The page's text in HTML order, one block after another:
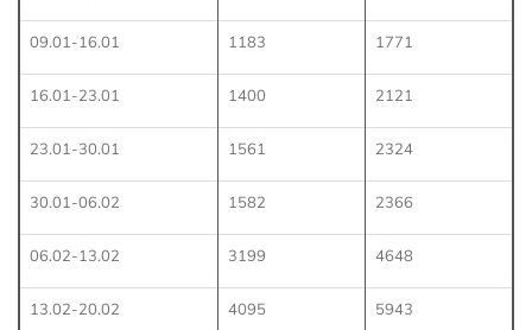
09.01-16.01 1183 1771
16.01-23.01 1400 2121
23.01-30.01 1561 2324
30.01-06.02 1582 2366
06.02-13.02 3199 4648
13.02-20.02 4095 5943